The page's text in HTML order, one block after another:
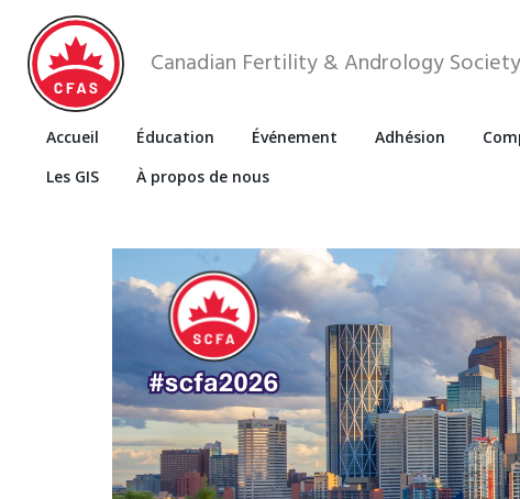
Canadian Fertility & Andrology Society
Accueil Éducation Événement Adhésion
Les GIS
À propos de nous